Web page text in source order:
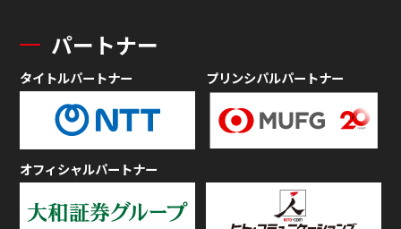
パートナー
タイトルパートナー プリンシパルパートナー
オフィシャルパートナー